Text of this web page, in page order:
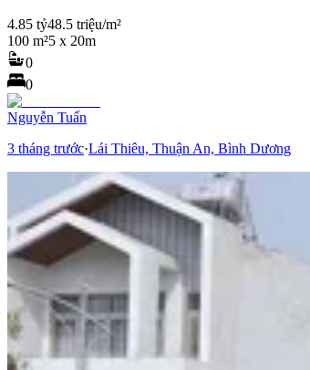
4.85 tỷ48.5 triệu/m²
100 m²5 x 20m
0
0
Nguyễn Tuấn
3 tháng trước·Lái Thiêu, Thuận An, Bình Dương